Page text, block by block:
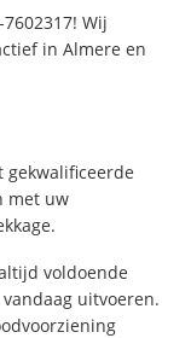
Wij
in Almere en
met uw
voldoende
uitvoeren.